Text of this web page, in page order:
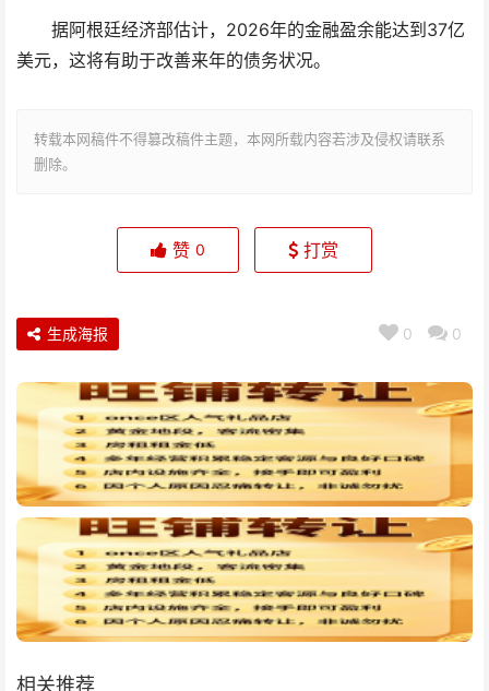
据阿根廷经济部估计，2026年的金融盈余能达到37亿
美元，这将有助于改善来年的债务状况。
转载本网稿件不得篡改稿件主题，本网所载内容若涉及侵权请联系
删除。
赞 0 打赏
0 0
生成海报
相关推荐